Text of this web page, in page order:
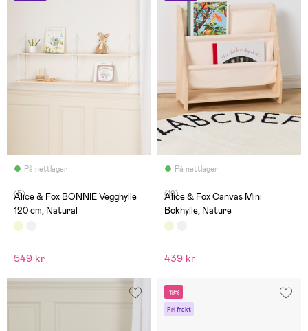
På nettlager
(5)
Alice & Fox BONNIE Vegghylle
120 cm, Natural
549 kr
På nettlager
(19)
Alice & Fox Canvas Mini
Bokhylle, Nature
439 kr
-19%
Fri frakt